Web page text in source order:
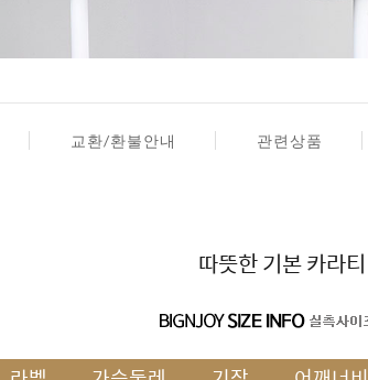
교환/환불안내 관련상품
따뜻한 기본 카라티